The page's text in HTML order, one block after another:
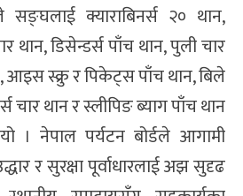
सङ्घलाई क्याराबिनर्स २० थान,
थान, डिसेन्डर्स पाँच थान, पुली चार
आइस स्क्रु र पिकेट्स पाँच थान, बिले
चार थान र स्लीपिङ ब्याग पाँच थान
। नेपाल पर्यटन बोर्डले आगामी
र सुरक्षा पूर्वाधारलाई अझ सुदृढ